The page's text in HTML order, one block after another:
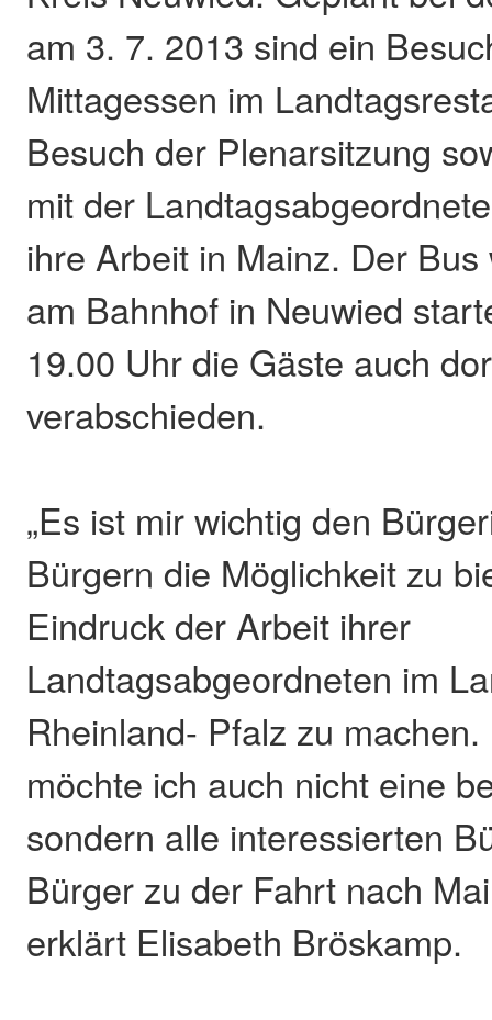
am 3. 7. 2013 sind ein
Mittagessen im
Besuch der Plenarsitzung
mit der
ihre Arbeit in Mainz. Der
am Bahnhof in Neuwied
19.00 Uhr die Gäste auch
verabschieden.
„Es ist mir wichtig den
Bürgern die Möglichkeit zu
Eindruck der Arbeit ihrer
Landtagsabgeordneten im
Rheinland- Pfalz zu
möchte ich auch nicht eine
sondern alle interessierten
Bürger zu der Fahrt nach
erklärt Elisabeth Bröskamp.